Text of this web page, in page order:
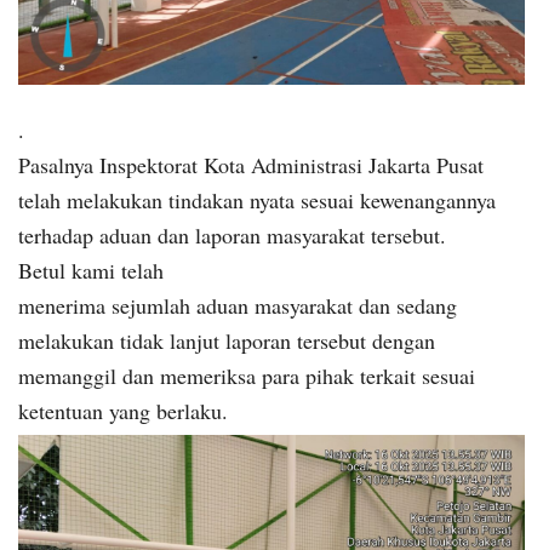
.
Pasalnya Inspektorat Kota Administrasi Jakarta Pusat
telah melakukan tindakan nyata sesuai kewenangannya
terhadap aduan dan laporan masyarakat tersebut.
Betul kami telah
menerima sejumlah aduan masyarakat dan sedang
melakukan tidak lanjut laporan tersebut dengan
memanggil dan memeriksa para pihak terkait sesuai
ketentuan yang berlaku.